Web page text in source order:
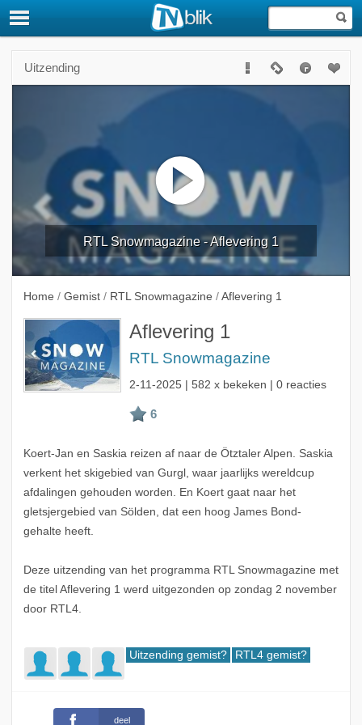
Uitzending
RTL Snowmagazine - Aflevering 1
Home / Gemist / RTL Snowmagazine / Aflevering 1
Aflevering 1
RTL Snowmagazine
2-11-2025 | 582 x bekeken | 0 reacties
Koert-Jan en Saskia reizen af naar de Ötztaler Alpen. Saskia
verkent het skigebied van Gurgl, waar jaarlijks wereldcup
afdalingen gehouden worden. En Koert gaat naar het
gletsjergebied van Sölden, dat een hoog James Bond-
gehalte heeft.
Deze uitzending van het programma RTL Snowmagazine met
de titel Aflevering 1 werd uitgezonden op zondag 2 november
door RTL4.
Uitzending gemist? RTL4 gemist?
deel